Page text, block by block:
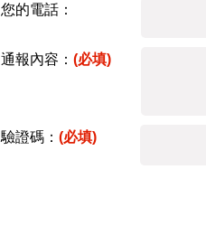
您的電話：
通報內容：(必填)
驗證碼：(必填)